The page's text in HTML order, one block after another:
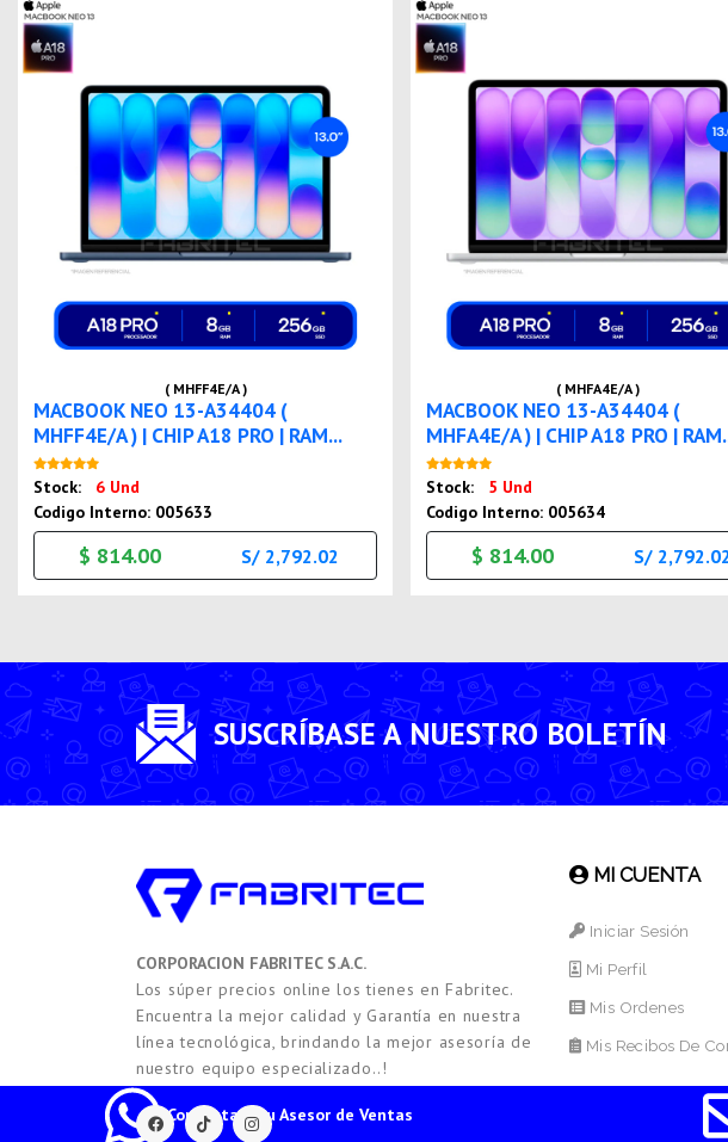
( MHFF4E/A )
MACBOOK NEO 13-A34404 (
MHFF4E/A ) | CHIP A18 PRO | RAM...
Stock:
6 Und
Codigo Interno: 005633
$ 814.00 S/ 2,792.02
( MHFA4E/A )
MACBOOK NEO 13-A34404 (
MHFA4E/A ) | CHIP A18 PRO |
Stock:
5 Und
Codigo Interno: 005634
$ 814.00 S/
SUSCRÍBASE A NUESTRO BOLETÍN
Contacta a tu Asesor de Ventas
CORPORACION FABRITEC S.A.C.
Los súper precios online los tienes en Fabritec.
Encuentra la mejor calidad y Garantía en nuestra
línea tecnológica, brindando la mejor asesoría de
nuestro equipo especializado..!
MI CUENTA
Iniciar Sesión
Mi Perfil
Mis Ordenes
Mis Recibos De